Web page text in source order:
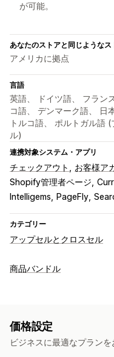
が可能。
あなたのストアと同じようなス
アメリカに拠点
言語
英語、 ドイツ語、 フラン
コ語、 デンマーク語、 日
トルコ語、 ポルトガル語
ル)
連携対象システム・アプリ
チェックアウト お客様ア
Shopify管理者ページ
Intelligems
PageFly
カテゴリー
アップセルとクロスセル
カスタマイズ
常時表示カート
カスタムHTML ドラッグ
商品バンドル
よく合わせて買われている
有形商品
カスタムバンド
価格設定
ビジネスに最適なプランを